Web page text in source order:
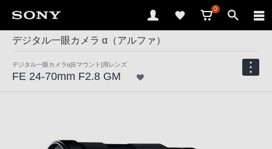
0
デジタル一眼カメラ α（アルファ）
デジタル一眼カメラα[Eマウント]用レンズ
FE 24-70mm F2.8 GM